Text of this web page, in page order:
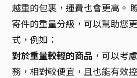
越重的包裹，運費也會更高。
寄件的重量分級，可以幫助您
式，例如：
對於重量較輕的商品 ，可以考
務，相對較便宜，且也能有效